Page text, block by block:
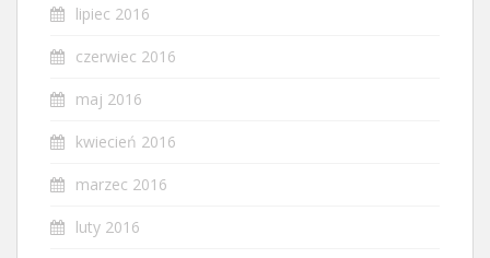
lipiec 2016
czerwiec 2016
maj 2016
kwiecień 2016
marzec 2016
luty 2016